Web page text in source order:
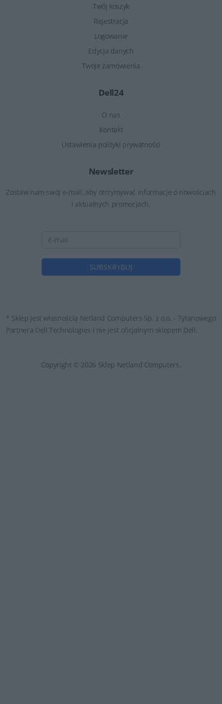
Twój koszyk
Rejestracja
Logowanie
Edycja danych
Twoje zamówienia
Dell24
O nas
Kontakt
Ustawienia polityki prywatności
Newsletter
Zostaw nam swój e-mail, aby otrzymywać informacje o nowościach
i aktualnych promocjach.
* Sklep jest własnością Netland Computers Sp. z o.o. - Tytanowego
Partnera Dell Technologies i nie jest oficjalnym sklepem Dell.
Copyright © 2026 Sklep Netland Computers.